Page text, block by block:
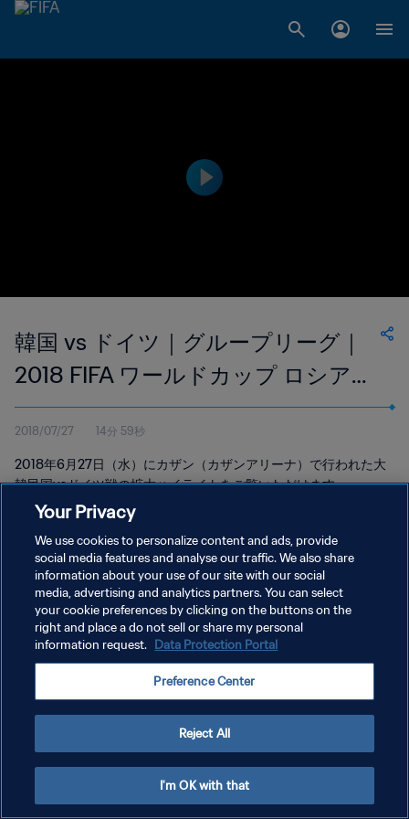
韓国 vs ドイツ｜グループリーグ｜
2018 FIFA ワールドカップ ロシア｜
エクステンデッド・ハイライト
2018/07/27 14分 59秒
2018年6月27日（水）にカザン（カザンアリーナ）で行われた大
韓民国vsドイツ戦の拡大ハイライトをご覧いただけます。
プライバシーポリシー
サービス利用規約
クッキー設定の管理
Your Privacy
We use cookies to personalize content and ads, provide
social media features and analyse our traffic. We also share
information about your use of our site with our social
media, advertising and analytics partners. You can select
your cookie preferences by clicking on the buttons on the
right and place a do not sell or share my personal
information request. Data Protection Portal
Preference Center
Reject All
I'm OK with that